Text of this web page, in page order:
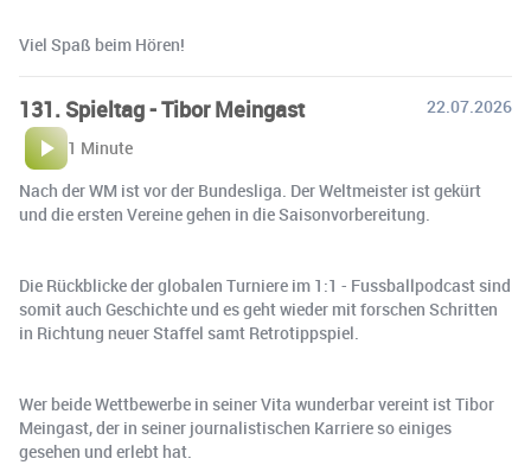
Viel Spaß beim Hören!
131. Spieltag - Tibor Meingast
22.07.2026
1 Minute
Nach der WM ist vor der Bundesliga. Der Weltmeister ist gekürt
und die ersten Vereine gehen in die Saisonvorbereitung.
Die Rückblicke der globalen Turniere im 1:1 - Fussballpodcast sind
somit auch Geschichte und es geht wieder mit forschen Schritten
in Richtung neuer Staffel samt Retrotippspiel.
Wer beide Wettbewerbe in seiner Vita wunderbar vereint ist Tibor
Meingast, der in seiner journalistischen Karriere so einiges
gesehen und erlebt hat.